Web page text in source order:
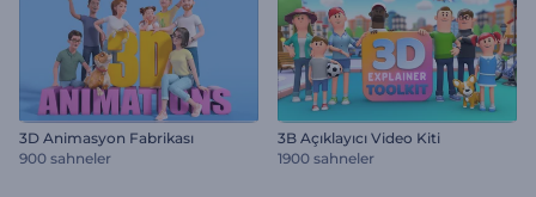
3D Animasyon Fabrikası
900 sahneler
3B Açıklayıcı Video Kiti
1900 sahneler